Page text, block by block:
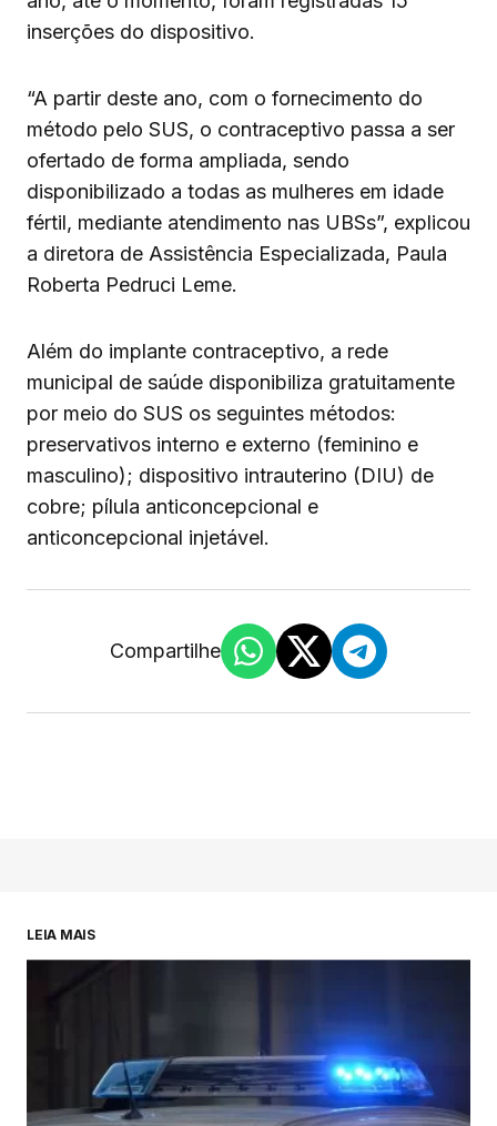
inserções do dispositivo.
“A partir deste ano, com o fornecimento do
método pelo SUS, o contraceptivo passa a ser
ofertado de forma ampliada, sendo
disponibilizado a todas as mulheres em idade
fértil, mediante atendimento nas UBSs”, explicou
a diretora de Assistência Especializada, Paula
Roberta Pedruci Leme.
Além do implante contraceptivo, a rede
municipal de saúde disponibiliza gratuitamente
por meio do SUS os seguintes métodos:
preservativos interno e externo (feminino e
masculino); dispositivo intrauterino (DIU) de
cobre; pílula anticoncepcional e
anticoncepcional injetável.
Compartilhe
LEIA MAIS